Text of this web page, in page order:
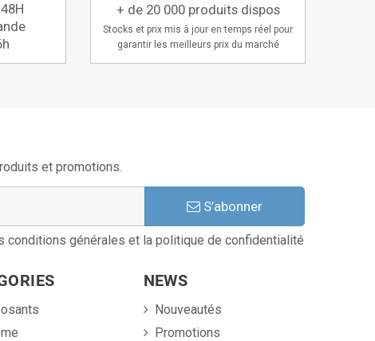
+ de 20 000 produits dispos
Stocks et prix mis à jour en temps réel pour
garantir les meilleurs prix du marché
et promotions.
S’abonner
conditions générales et la politique de confidentialité
NEWS
Nouveautés
Promotions